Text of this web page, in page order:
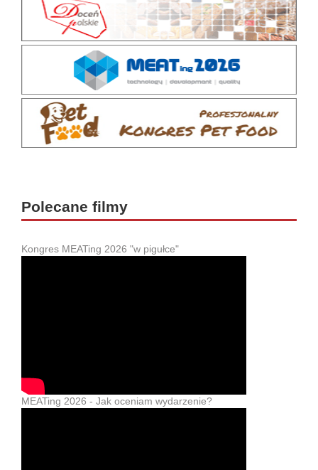
Polecane filmy
Kongres MEATing 2026 "w pigułce"
MEATing 2026 - Jak oceniam wydarzenie?